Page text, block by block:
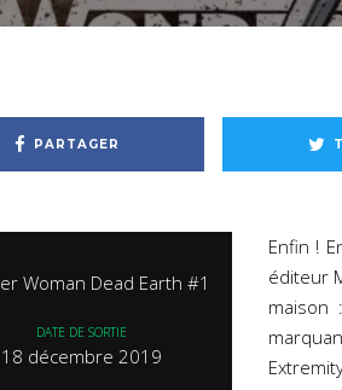
PARTAGER
Woman Dead Earth #1
DATE DE SORTIE
18 décembre 2019
Enfin !
éditeur
maison :